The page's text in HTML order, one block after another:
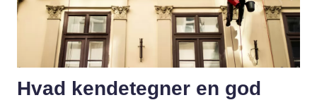
Hvad kendetegner en god